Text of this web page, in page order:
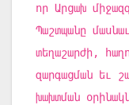
որ Արցախ
Պաշտպանը
տեղաշարժի,
զարգացման եւ
խախտման